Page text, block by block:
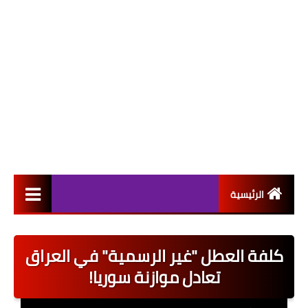
الرئيسية
اخبار القطاع العام
اخبار القطاع الخاص
كلفة العطل "غير الرسمية" في العراق
تعادل موازنة سوريا!